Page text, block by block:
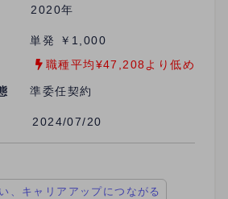
2020年
単発 ￥1,000
職種平均¥47,208より低め
準委任契約
2024/07/20
、キャリアアップにつながる